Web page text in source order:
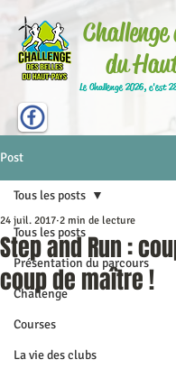
Challenge
du
Le Challenge 2026, c'est
Post
Tous les posts
Présentation du parcours
Challenge
Courses
La vie des clubs
Tous les posts
Step and Run :
coup de maître !
24 juil. 2017 2 min de lecture